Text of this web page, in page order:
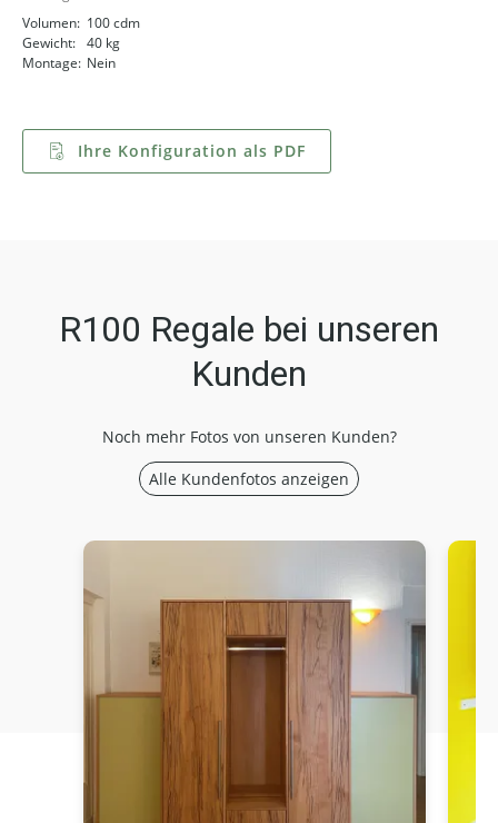
Volumen: 100 cdm
Gewicht: 40 kg
Montage: Nein
Ihre Konfiguration als PDF
R100 Regale bei unseren
Kunden
Noch mehr Fotos von unseren Kunden?
Alle Kundenfotos anzeigen